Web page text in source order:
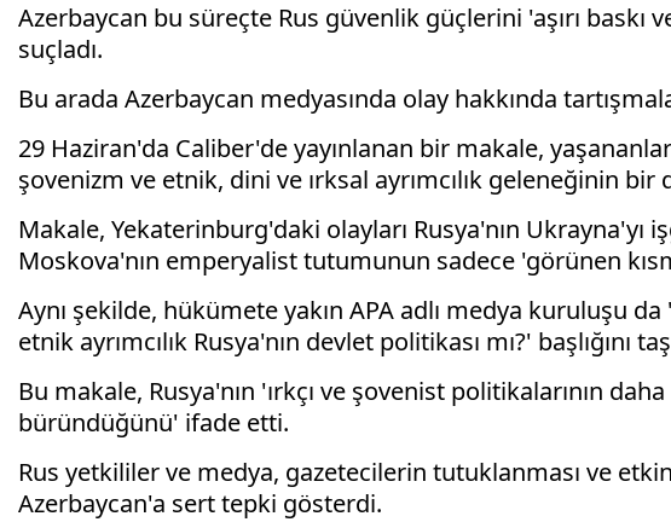
Azerbaycan bu süreçte Rus güvenlik güçlerini 'aşırı baskı
suçladı.
Bu arada Azerbaycan medyasında olay hakkında
29 Haziran'da Caliber'de yayınlanan bir makale,
şovenizm ve etnik, dini ve ırksal ayrımcılık geleneğinin
Makale, Yekaterinburg'daki olayları Rusya'nın Ukrayna'yı
Moskova'nın emperyalist tutumunun sadece 'görünen
Aynı şekilde, hükümete yakın APA adlı medya kuruluşu
etnik ayrımcılık Rusya'nın devlet politikası mı?' başlığını
Bu makale, Rusya'nın 'ırkçı ve şovenist politikalarının
büründüğünü' ifade etti.
Rus yetkililer ve medya, gazetecilerin tutuklanması ve
Azerbaycan'a sert tepki gösterdi.